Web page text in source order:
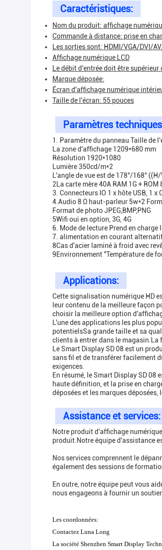
Caractéristiques:
Nom du produit: affichage
Commande à distance: prise en
Les sorties sont: HDMI/VGA/DVI/
Affichage numérique LCD
Le débit d'entrée doit être supérieur
Marque déposée:
Écran d'affichage numérique
Taille de l'écran: 55 pouces
Paramètres
1. Paramètre du panneau Taille de
La zone d'affichage 1209*680 mm
Résolution 1920*1080
Lumière 350cd/m*2
L'angle de vue est de 178°/168°
2La carte mère 40A RAM 1G + ROM
3. Connecteurs IO 1 x hôte USB, 1 x
4.Audio 8 Ω haut-parleur 5w*2
Format de photo JPEG,BMP,PNG
5Wifi oui en option, 3G, 4G
6. Mode de lecture Prend en
7. alimentation en courant
8Cas d'acier laminé à froid avec
9Environnement "Température de
Applications:
Cette signalisation numérique HD
leur contenu de la meilleure façon
choisir la meilleure option
L'une des applications les plus
potentielsSa grande taille et sa
clients à entrer dans le magasin.La
Le Smart Display SD 08 est un
sans fil et de transférer facilement
exigences.
En résumé, le Smart Display SD
haute définition, et la prise en
déposées et les marques
Assistance et services:
Notre produit d'affichage
produit.Notre équipe d'assistance
Nos services comprennent le
également des sessions de
En outre, notre équipe peut vous
nous engageons à fournir un
Les coordonnées:
Contactez Luna Long
La société Shenzhen Smart Display